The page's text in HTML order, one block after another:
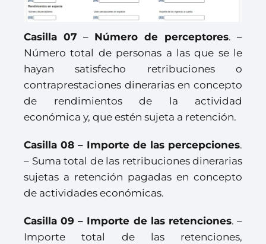
Casilla 07 – Número de perceptores. –
Número total de personas a las que se le
hayan satisfecho retribuciones o
contraprestaciones dinerarias en concepto
de rendimientos de la actividad
económica y, que estén sujeta a retención.
Casilla 08 – Importe de las percepciones.
– Suma total de las retribuciones dinerarias
sujetas a retención pagadas en concepto
de actividades económicas.
Casilla 09 – Importe de las retenciones. –
Importe total de las retenciones,